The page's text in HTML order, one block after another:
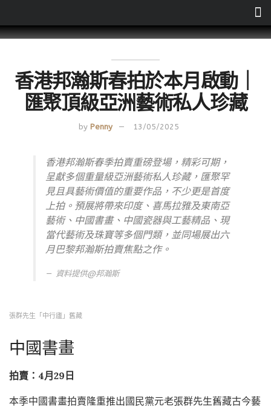
香港邦瀚斯春拍於本月啟動｜
匯聚頂級亞洲藝術私人珍藏
by Penny 13/05/2025
香港邦瀚斯春季拍賣重磅登場，精彩可期，
呈獻多個重量級亞洲藝術私人珍藏，匯聚罕
見且具藝術價值的重要作品，不少更是首度
上拍。預展將帶來印度、喜馬拉雅及東南亞
藝術、中國書畫、中國瓷器與工藝精品、現
當代藝術及珠寶等多個門類，並同場展出六
月巴黎邦瀚斯拍賣焦點之作。
資料提供@邦瀚斯
張群先生「中行廬」舊藏
中國書畫
拍賣：4月29日
本季中國書畫拍賣隆重推出國民黨元老張群先生舊藏古今藝